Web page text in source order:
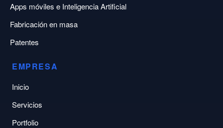
Apps móviles e Inteligencia Artificial
Fabricación en masa
Patentes
EMPRESA
Inicio
Servicios
Portfolio